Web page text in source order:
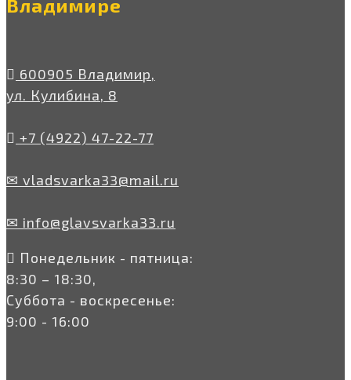
Владимире
600905 Владимир,
ул. Кулибина, 8
+7 (4922) 47-22-77
✉ vladsvarka33@mail.ru
✉ info@glavsvarka33.ru
Понедельник - пятница:
8:30 – 18:30,
Суббота - воскресенье:
9:00 - 16:00